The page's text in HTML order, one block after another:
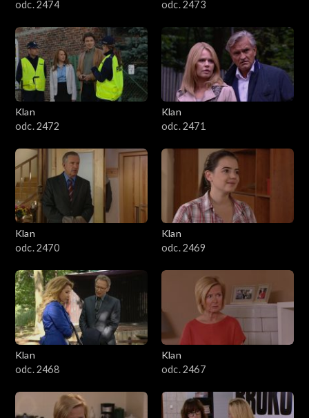
odc. 2474 odc. 2473
Klan
odc. 2472
Klan
odc. 2471
Klan
odc. 2470
Klan
odc. 2469
Klan
odc. 2468
Klan
odc. 2467